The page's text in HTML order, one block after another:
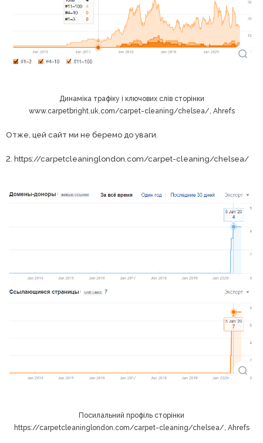
Динаміка трафіку і ключових слів сторінки
www.carpetbright.uk.com/carpet-cleaning/chelsea/, Ahrefs
Отже, цей сайт ми не беремо до уваги.
2. https://carpetcleaninglondon.com/carpet-cleaning/chelsea/
Посилальний профіль сторінки
https://carpetcleaninglondon.com/carpet-cleaning/chelsea/, Ahrefs